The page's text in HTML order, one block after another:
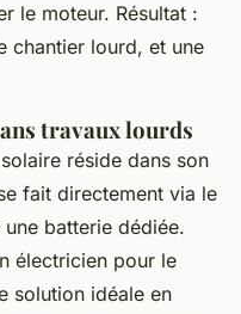
le moteur. Résultat :
chantier lourd, et une
travaux lourds
réside dans son
fait directement via le
batterie dédiée.
électricien pour le
solution idéale en